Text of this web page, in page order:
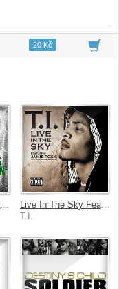
03:3920 Kč
Live In The Sky Feat. Jamie Foxx
T.I.